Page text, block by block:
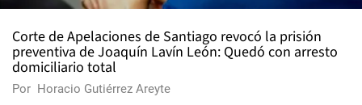
Corte de Apelaciones de Santiago revocó la prisión
preventiva de Joaquín Lavín León: Quedó con arresto
domiciliario total
Por Horacio Gutiérrez Areyte